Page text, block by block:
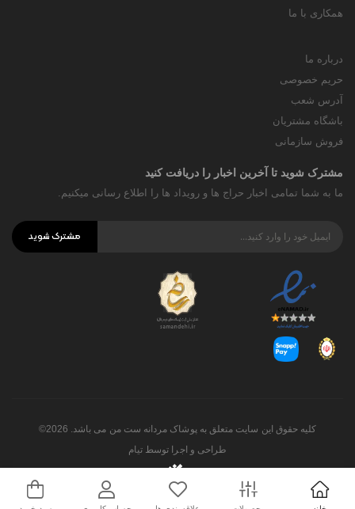
همکاری با ما
درباره ما
حریم خصوصی
آدرس شعب
باشگاه مشتریان
فروش سازمانی
مشترک شوید تا آخرین اخبار را دریافت کنید
ما به شما تمامی اخبار حراج ها و رویداد ها را اطلاع رسانی میکنیم.
مشترک شوید
کلیه حقوق این سایت متعلق به پوشاک مردانه ست من می باشد. 2026©
طراحی و اجرا توسط تیام